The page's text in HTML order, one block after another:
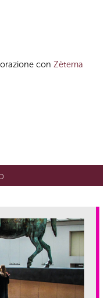
con Zètema